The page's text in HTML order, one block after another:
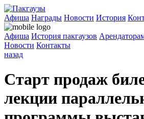
Афиша Награды Новости История
Афиша История пакгаузов
Новости Контакты
назад
Старт продаж
лекции